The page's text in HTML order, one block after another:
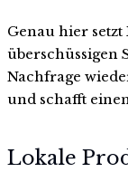
Genau hier
überschüssigen
Nachfrage
und schafft
Lokale